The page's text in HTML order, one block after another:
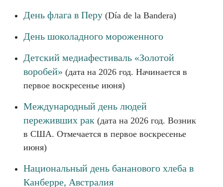
День флага в Перу (Día de la Bandera)
День шоколадного мороженного
Детский медиафестиваль «Золотой
воробей» (дата на 2026 год. Начинается в
первое воскресенье июня)
Международный день людей
переживших рак (дата на 2026 год. Возник
в США. Отмечается в первое воскресенье
июня)
Национальный день бананового хлеба в
Канберре, Австралия